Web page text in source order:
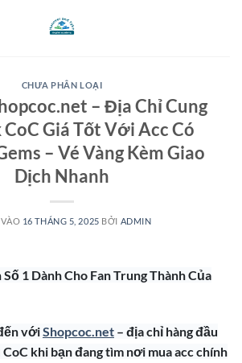
CHƯA PHÂN LOẠI
– Địa Chỉ Cung
CoC Giá Tốt Với Acc Có
– Vé Vàng Kèm Giao
Dịch Nhanh
16 THÁNG 5, 2025 BỞI ADMIN
1 Dành Cho Fan Trung Thành Của
vớiShopcoc.net – địa chỉ hàng đầu
khi bạn đang tìm nơi mua acc chính